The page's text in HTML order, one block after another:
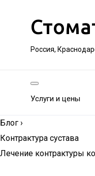
Россия,
Услуги и цены
Блог ›
Контрактура сустава
Лечение контрактуры